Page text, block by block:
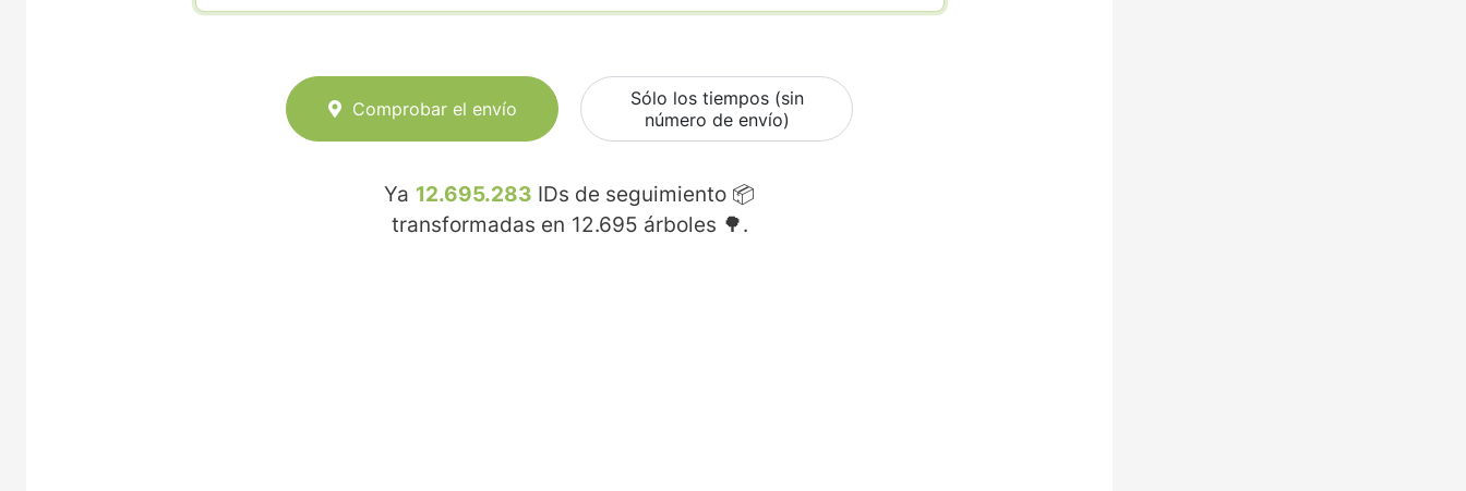
Comprobar el envío
Sólo los tiempos (sin
número de envío)
Ya 12.695.283 IDs de seguimiento 📦
transformadas en 12.695 árboles 🌳.